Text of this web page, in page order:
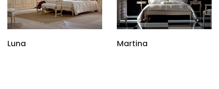
Luna Martina